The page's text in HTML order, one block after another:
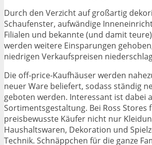
Durch den Verzicht auf großartig
Schaufenster, aufwändige
Filialen und bekannte (und damit
werden weitere Einsparungen
niedrigen Verkaufspreisen
Die off-price-Kaufhäuser werden
neuer Ware beliefert, sodass ständig
geboten werden. Interessant ist dabei
Sortimentsgestaltung. Bei Ross Stores
preisbewusste Käufer nicht nur
Haushaltswaren, Dekoration und
Technik. Schnäppchen für die ganze